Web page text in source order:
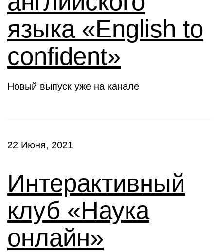
языка «English to
confident»
Новый выпуск уже на канале
22 Июня, 2021
Интерактивный
клуб «Наука
онлайн»